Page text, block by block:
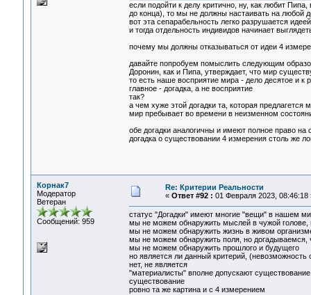
если подойти к делу критично, ну, как любит
до конца), то мы не должны настаивать на любой
вот эта сепарабельность легко разрушается
и тогда отдельность индивидов начинает
почему мы должны отказываться от идеи 4
давайте попробуем помыслить следующим
Доронин, как и Пипа, утверждает, что мир
то есть наше восприятие мира - дело десятое и к
главное - догадка, а не восприятие
так?
а чем хуже этой догадки та, которая предлагется
мир пребывает во времени в неизменном
обе догадки аналогичны и имеют полное право на
догадка о существовании 4 измерения столь же
Корнак7
Модератор
Ветеран
Сообщений: 959
Re: Критерии Реальности
« Ответ #92 : 01 Февраля 2023, 08:46:18
статус "Догадки" имеют многие "вещи" в нашем
мы не можем обнаружить мыслей в чужой голове,
мы не можем обнаружить жизнь в живом
мы не можем обнаружить поля, но догадываемся,
мы не можем обнаружить прошлого и будущего
но является ли данный критерий,
нет, не является
"материалисты" вполне допускают
существование
ровно та же картина и с 4 измерением